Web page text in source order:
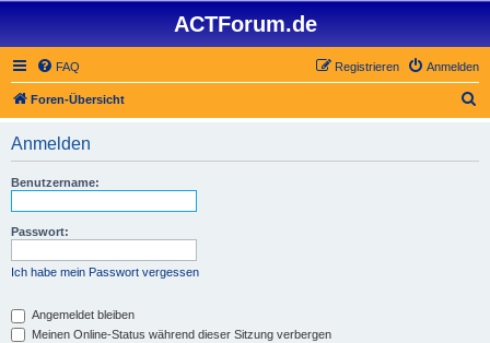
ACTForum.de
FAQ Anmelden
Registrieren
Foren-Übersicht
Anmelden
Benutzername:
Passwort:
Ich habe mein Passwort vergessen
Angemeldet bleiben
Meinen Online-Status während dieser Sitzung verbergen